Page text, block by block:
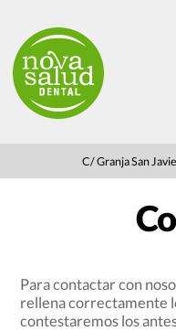
C/ Granja San
Para contactar con
rellena correctamente
contestaremos los